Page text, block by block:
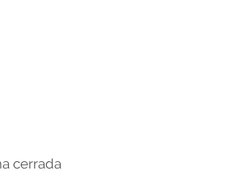
cerrada